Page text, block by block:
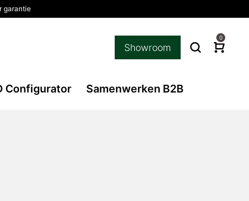
garantie
Showroom
0
Configurator Samenwerken B2B